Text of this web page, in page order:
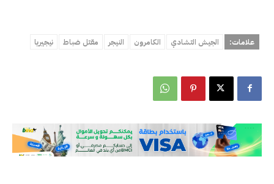
علامات: الجيش التشادي الكامرون النيجر مقتل ضباط نيجيريا